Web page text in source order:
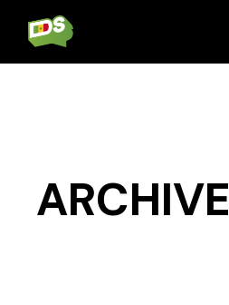
contenu
ARCHIVE